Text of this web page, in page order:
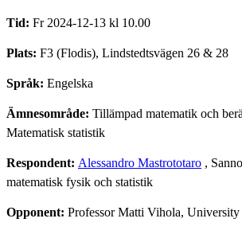
Tid: Fr 2024-12-13 kl 10.00
Plats: F3 (Flodis), Lindstedtsvägen 26 & 28
Språk: Engelska
Ämnesområde: Tillämpad matematik och
Matematisk statistik
Respondent: Alessandro Mastrototaro ,
matematisk fysik och statistik
Opponent: Professor Matti Vihola,